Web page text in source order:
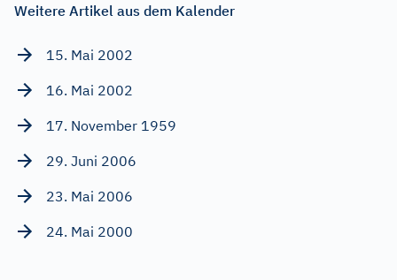
Weitere Artikel aus dem Kalender
15. Mai 2002
16. Mai 2002
17. November 1959
29. Juni 2006
23. Mai 2006
24. Mai 2000